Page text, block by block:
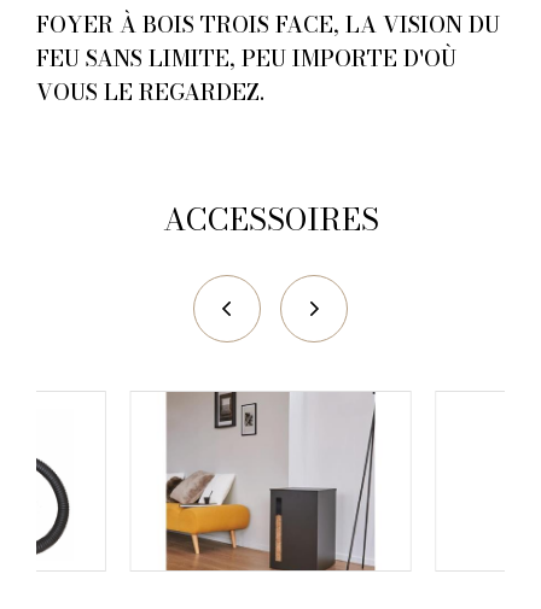
FOYER À BOIS TROIS FACE, LA VISION DU
FEU SANS LIMITE, PEU IMPORTE D'OÙ
VOUS LE REGARDEZ.
ACCESSOIRES